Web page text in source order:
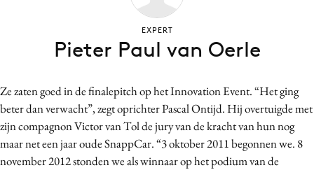
Craft
Customer Experience
Data & Insights
Design
Ze zaten goed in de finalepitch op het Innovation Event. “Het ging
beter dan verwacht”, zegt oprichter Pascal Ontijd. Hij overtuigde met
zijn compagnon Victor van Tol de jury van de kracht van hun nog
maar net een jaar oude SnappCar. “3 oktober 2011 begonnen we. 8
november 2012 stonden we als winnaar op het podium van de
EXPERT
Pieter Paul van Oerle